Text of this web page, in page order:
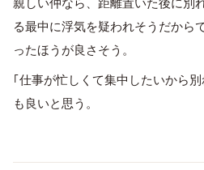
る最中に浮気を疑われそうだから
ったほうが良さそう。
｢仕事が忙しくて集中したいから
も良いと思う。